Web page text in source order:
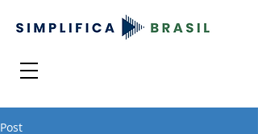
Post